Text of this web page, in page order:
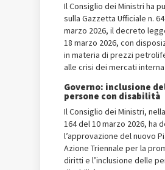
Il Consiglio dei Ministri ha
sulla Gazzetta Ufficiale n.
marzo 2026, il decreto
18 marzo 2026, con
in materia di prezzi
alle crisi dei mercati
Governo: inclusione
persone con disabilità
Il Consiglio dei Ministri,
164 del 10 marzo 2026, ha
l’approvazione del nuovo
Azione Triennale per la
diritti e l’inclusione delle